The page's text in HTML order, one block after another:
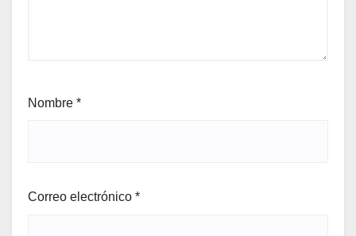
Nombre *
Correo electrónico *